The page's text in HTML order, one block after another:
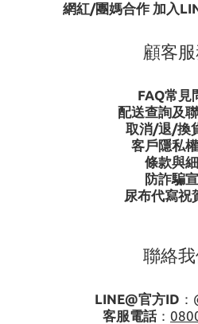
網紅/團媽合作 加入
顧客
FAQ常見
配送查詢及
取消/退/換
客戶隱私
條款與
防詐騙
尿布代寫祝
聯絡
LINE@官方ID ：
客服電話：